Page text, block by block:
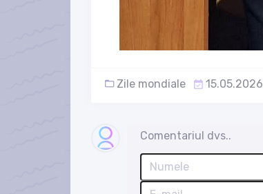
Zile mondiale 15.05.2026
Comentariul dvs..